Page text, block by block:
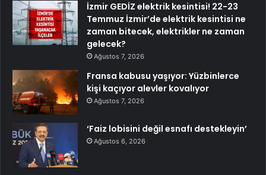
İzmir GEDİZ elektrik kesintisi! 22-23
Temmuz İzmir’de elektrik kesintisi ne
zaman bitecek, elektrikler ne zaman
gelecek?
Ağustos 7, 2026
Fransa kabusu yaşıyor: Yüzbinlerce
kişi kaçıyor alevler kovalıyor
Ağustos 7, 2026
‘Faiz lobisini değil esnafı destekleyin’
Ağustos 6, 2026